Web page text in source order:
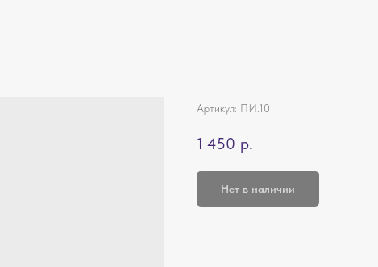
Артикул: ПИ.10
1 450 р.
Нет в наличии